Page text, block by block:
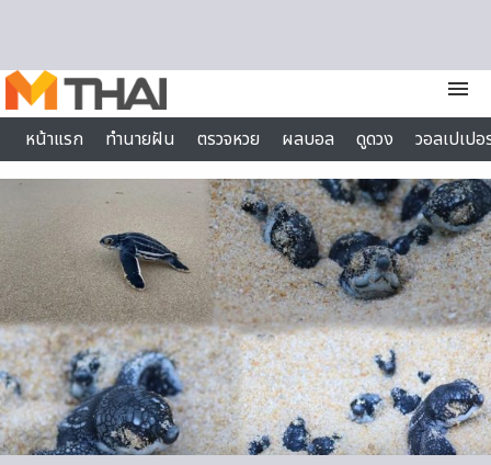
menu
หน้าแรก
ทำนายฝัน ตรวจหวย ผลบอล ดูดวง
วอลเปเป
ไลฟ์สไตล์